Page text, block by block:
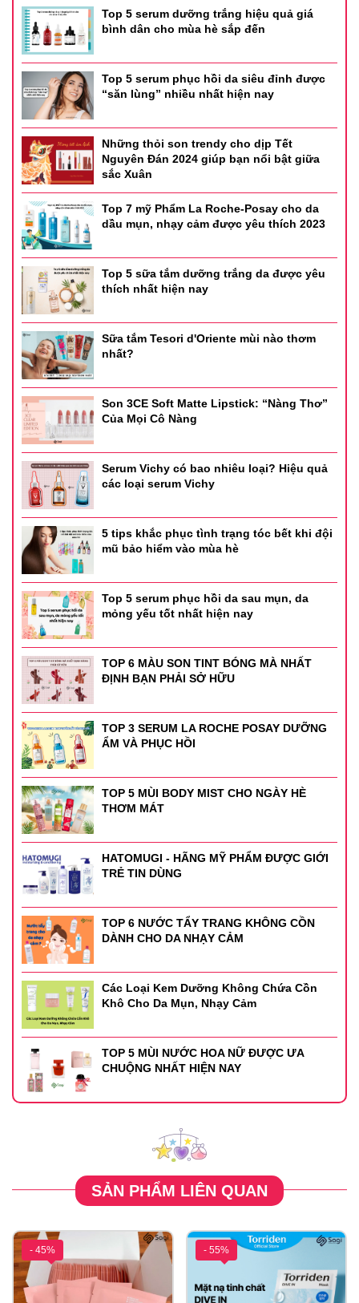
Top 5 serum dưỡng trắng hiệu quả giá
bình dân cho mùa hè sắp đến
Top 5 serum phục hồi da siêu đỉnh được
“săn lùng” nhiều nhất hiện nay
Những thỏi son trendy cho dịp Tết
Nguyên Đán 2024 giúp bạn nổi bật giữa
sắc Xuân
Top 7 mỹ Phẩm La Roche-Posay cho da
dầu mụn, nhạy cảm được yêu thích 2023
Top 5 sữa tắm dưỡng trắng da được yêu
thích nhất hiện nay
Sữa tắm Tesori d'Oriente mùi nào thơm
nhất?
Son 3CE Soft Matte Lipstick: “Nàng Thơ”
Của Mọi Cô Nàng
Serum Vichy có bao nhiêu loại? Hiệu quả
các loại serum Vichy
5 tips khắc phục tình trạng tóc bết khi đội
mũ bảo hiểm vào mùa hè
Top 5 serum phục hồi da sau mụn, da
mỏng yếu tốt nhất hiện nay
TOP 6 MÀU SON TINT BÓNG MÀ NHẤT
ĐỊNH BẠN PHẢI SỞ HỮU
TOP 3 SERUM LA ROCHE POSAY DƯỠNG
ẨM VÀ PHỤC HỒI
TOP 5 MÙI BODY MIST CHO NGÀY HÈ
THƠM MÁT
HATOMUGI - HÃNG MỸ PHẨM ĐƯỢC GIỚI
TRẺ TIN DÙNG
TOP 6 NƯỚC TẨY TRANG KHÔNG CỒN
DÀNH CHO DA NHẠY CẢM
Các Loại Kem Dưỡng Không Chứa Cồn
Khô Cho Da Mụn, Nhạy Cảm
TOP 5 MÙI NƯỚC HOA NỮ ĐƯỢC ƯA
CHUỘNG NHẤT HIỆN NAY
SẢN PHẨM LIÊN QUAN
- 45% - 55%